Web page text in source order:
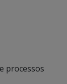
processos